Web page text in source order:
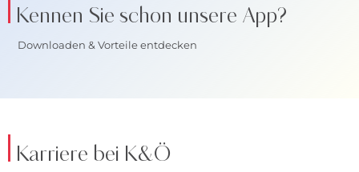
Kennen Sie schon unsere App?
Downloaden & Vorteile entdecken
Karriere bei K&Ö